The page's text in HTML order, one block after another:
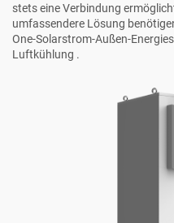
stets eine Verbindung
umfassendere Lösung
One-Solarstrom-Außen-
Luftkühlung .